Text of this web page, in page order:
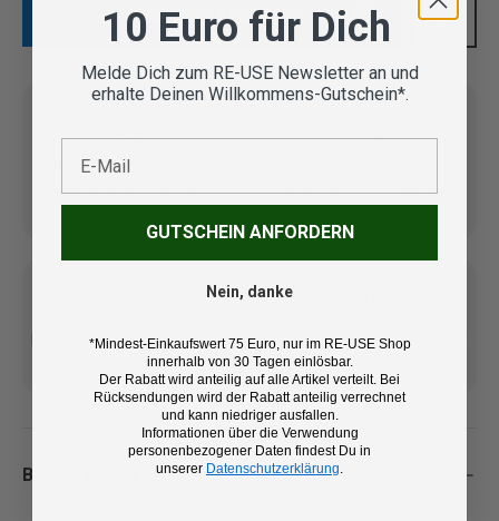
IN DEN WARENKORB
Vom Outdoor Spezialisten
Artikel
Kostenlose Lieferung ab 100
€ (DE/AT)
14 Tage Rückgaberecht und
kostenlose Retoure
Beschreibung
10 Euro für Dich
Melde Dich zum RE-USE Newsletter an und
erhalte Deinen Willkommens-Gutschein*.
GUTSCHEIN ANFORDERN
Nein, danke
*Mindest-Einkaufswert 75 Euro, nur im RE-USE Shop
innerhalb von 30 Tagen einlösbar.
Der Rabatt wird anteilig auf alle Artikel verteilt. Bei
Rücksendungen wird der Rabatt anteilig verrechnet
und kann niedriger ausfallen.
Informationen über die Verwendung
personenbezogener Daten findest Du in
unserer Datenschutzerklärung.